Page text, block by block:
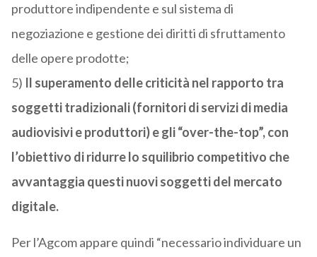
produttore indipendente e sul sistema di
negoziazione e gestione dei diritti di sfruttamento
delle opere prodotte;
5) Il superamento delle criticità nel rapporto tra
soggetti tradizionali (fornitori di servizi di media
audiovisivi e produttori) e gli “over-the-top”, con
l’obiettivo di ridurre lo squilibrio competitivo che
avvantaggia questi nuovi soggetti del mercato
digitale.
Per l’Agcom appare quindi “necessario individuare un